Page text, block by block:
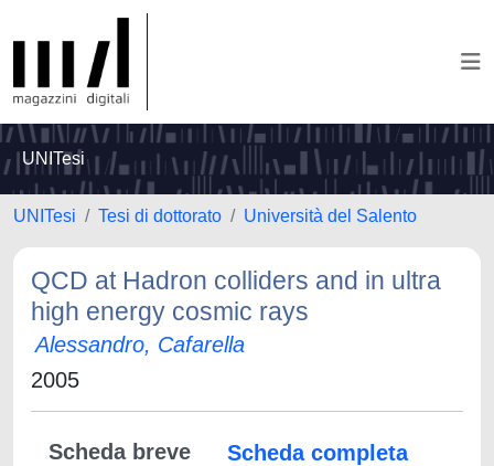
UNITesi
UNITesi Tesi di dottorato Università del Salento
QCD at Hadron colliders and in ultra
high energy cosmic rays
Alessandro, Cafarella
2005
Scheda breve
Scheda completa